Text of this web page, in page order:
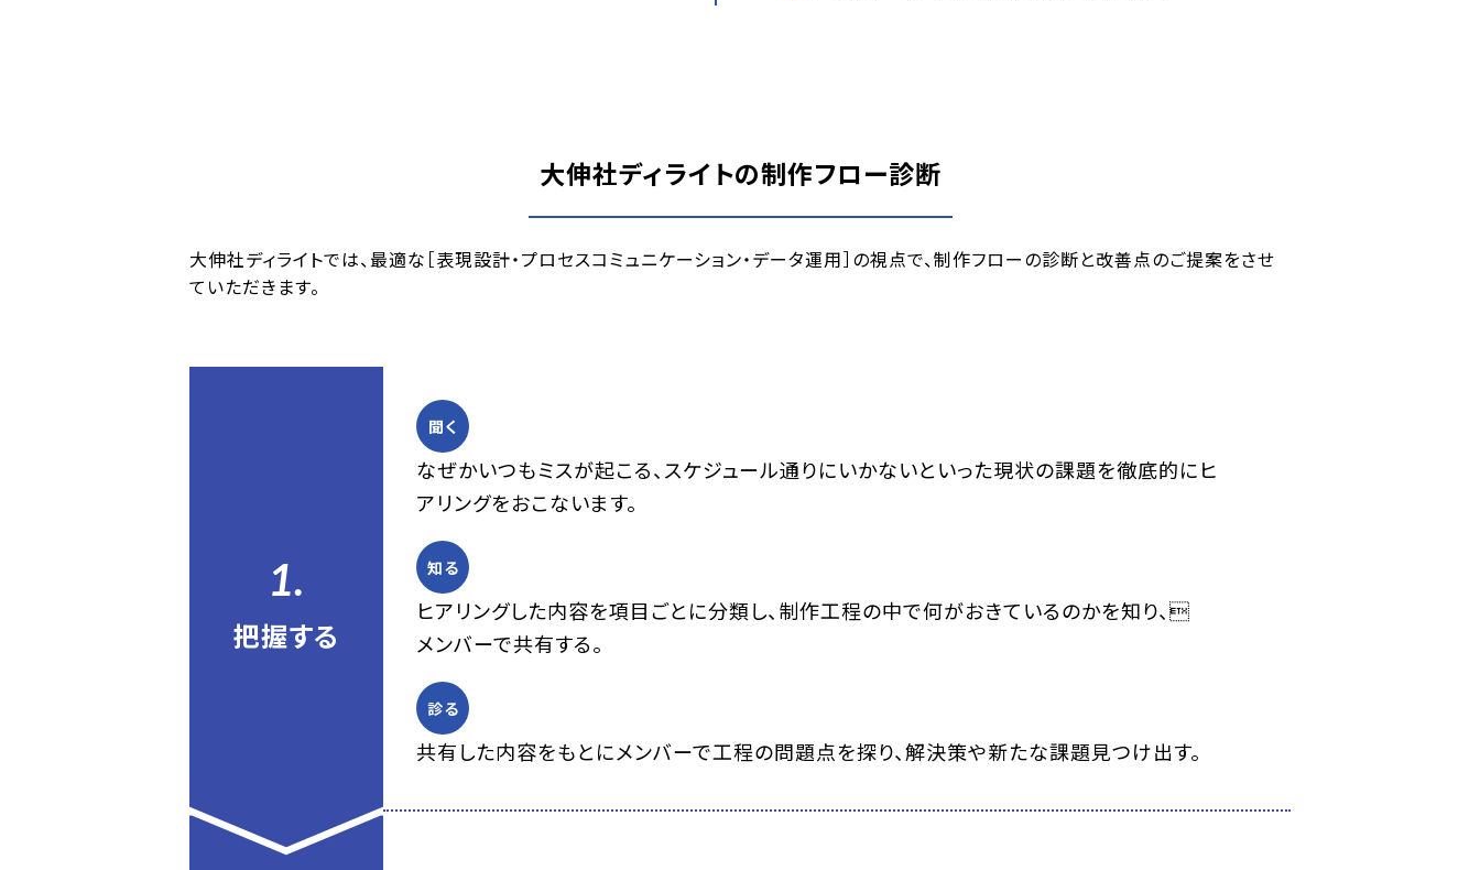
大伸社ディライトの制作フロー診断
大伸社ディライトでは、最適な［表現設計・プロセスコミュニケーション・データ運用］の視点で、制作フローの診断と改善点のご提案をさせ
ていただきます。
1.
把握する
聞く
なぜかいつもミスが起こる、スケジュール通りにいかないといった現状の課題を徹底的にヒ
アリングをおこないます。
知る
ヒアリングした内容を項目ごとに分類し、制作工程の中で何がおきているのかを知り、
メンバーで共有する。
診る
共有した内容をもとにメンバーで工程の問題点を探り、解決策や新たな課題見つけ出す。